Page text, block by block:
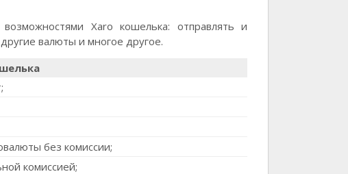
Xaro кошелька: отправлять и
валюты и многое другое.
без комиссии;
комиссией;